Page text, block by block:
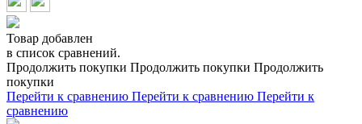
Товар добавлен
в список сравнений.
Продолжить покупки Продолжить покупки Продолжить
покупки
Перейти к сравнению Перейти к сравнению Перейти к
сравнению